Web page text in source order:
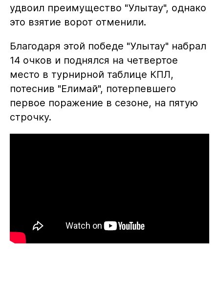
удвоил преимущество "Улытау", однако
это взятие ворот отменили.
Благодаря этой победе "Улытау" набрал
14 очков и поднялся на четвертое
место в турнирной таблице КПЛ,
потеснив "Елимай", потерпевшего
первое поражение в сезоне, на пятую
строчку.